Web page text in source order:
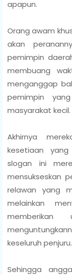
apapun.
Orang awam
akan
pemimpin
membuang
menganggap
pemimpin
masyarakat kecil.
Akhirnya
kesetiaan
slogan ini
mensukseskan
relawan yang
melainkan
keseluruh penjuru.
Sehingga